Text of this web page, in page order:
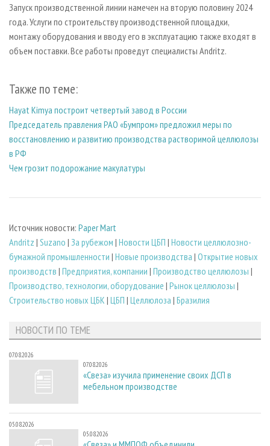
Запуск производственной линии намечен на вторую половину 2024
года. Услуги по строительству производственной площадки,
монтажу оборудования и вводу его в эксплуатацию также входят в
объем поставки. Все работы проведут специалисты Andritz.
Также по теме:
Hayat Kimya построит четвертый завод в России
Председатель правления РАО «Бумпром» предложил меры по
восстановлению и развитию производства растворимой целлюлозы
в РФ
Чем грозит подорожание макулатуры
Источник новости: Paper Mart
Andritz | Suzano | За рубежом | Новости ЦБП | Новости целлюлозно-
бумажной промышленности | Новые производства | Открытие новых
производств | Предприятия, компании | Производство целлюлозы |
Производство, технологии, оборудование | Рынок целлюлозы |
Строительство новых ЦБК | ЦБП | Целлюлоза | Бразилия
НОВОСТИ ПО ТЕМЕ
07.08.2026
07.08.2026
«Свеза» изучила применение своих ДСП в
мебельном производстве
05.08.2026
05.08.2026